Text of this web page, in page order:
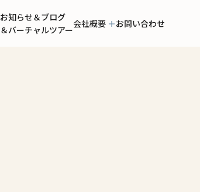
お知らせ＆ブログ
＆バーチャルツアー
会社概要 お問い合わせ